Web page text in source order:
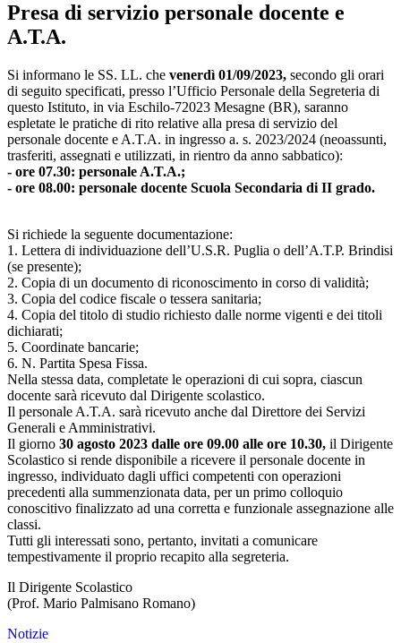
Presa di servizio personale docente e
A.T.A.
Si informano le SS. LL. che venerdì 01/09/2023, secondo gli orari
di seguito specificati, presso l’Ufficio Personale della Segreteria di
questo Istituto, in via Eschilo-72023 Mesagne (BR), saranno
espletate le pratiche di rito relative alla presa di servizio del
personale docente e A.T.A. in ingresso a. s. 2023/2024 (neoassunti,
trasferiti, assegnati e utilizzati, in rientro da anno sabbatico):
- ore 07.30: personale A.T.A.;
- ore 08.00: personale docente Scuola Secondaria di II grado.
Si richiede la seguente documentazione:
1. Lettera di individuazione dell’U.S.R. Puglia o dell’A.T.P. Brindisi
(se presente);
2. Copia di un documento di riconoscimento in corso di validità;
3. Copia del codice fiscale o tessera sanitaria;
4. Copia del titolo di studio richiesto dalle norme vigenti e dei titoli
dichiarati;
5. Coordinate bancarie;
6. N. Partita Spesa Fissa.
Nella stessa data, completate le operazioni di cui sopra, ciascun
docente sarà ricevuto dal Dirigente scolastico.
Il personale A.T.A. sarà ricevuto anche dal Direttore dei Servizi
Generali e Amministrativi.
Il giorno 30 agosto 2023 dalle ore 09.00 alle ore 10.30, il Dirigente
Scolastico si rende disponibile a ricevere il personale docente in
ingresso, individuato dagli uffici competenti con operazioni
precedenti alla summenzionata data, per un primo colloquio
conoscitivo finalizzato ad una corretta e funzionale assegnazione alle
classi.
Tutti gli interessati sono, pertanto, invitati a comunicare
tempestivamente il proprio recapito alla segreteria.
Il Dirigente Scolastico
(Prof. Mario Palmisano Romano)
Notizie